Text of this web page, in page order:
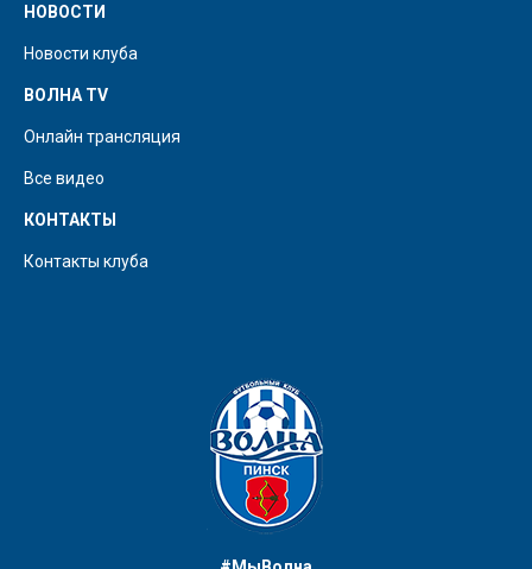
НОВОСТИ
Новости клуба
ВОЛНА TV
Онлайн трансляция
Все видео
КОНТАКТЫ
Контакты клуба